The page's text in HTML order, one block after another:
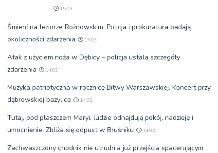
15:03
Śmierć na Jeziorze Rożnowskim. Policja i prokuratura badają
okoliczności zdarzenia
15:03
Atak z użyciem noża w Dębicy – policja ustala szczegóły
zdarzenia
14:02
Muzyka patriotyczna w rocznicę Bitwy Warszawskiej. Koncert przy
dąbrowskiej bazylice
14:02
Tutaj, pod płaszczem Maryi, ludzie odnajdują pokój, nadzieję i
umocnienie. Zbliża się odpust w Bruśniku
14:02
Zachwaszczony chodnik nie utrudnia już przejścia spacerującym